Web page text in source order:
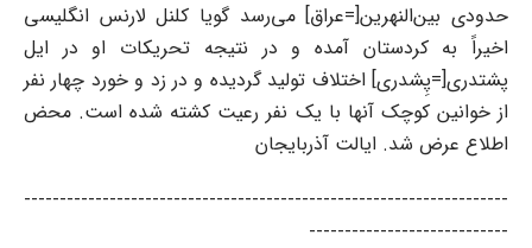
حدودی بین‌النهرین[=عراق] می‌رسد گویا کلنل لارنس انگلیسی
اخیراً به کردستان آمده و در نتیجه تحریکات او در ایل
پشتدری[=پِشدری] اختلاف تولید گردیده و در زد و خورد چهار نفر
از خوانین کوچک آنها با یک نفر رعیت کشته شده است. محض
اطلاع عرض شد. ایالت آذربایجان
--------------------------------------------------------------------
----------------------------